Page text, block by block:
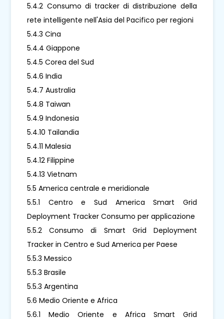
5.4.2 Consumo di tracker di distribuzione della
rete intelligente nell'Asia del Pacifico per regioni
5.4.3 Cina
5.4.4 Giappone
5.4.5 Corea del Sud
5.4.6 India
5.4.7 Australia
5.4.8 Taiwan
5.4.9 Indonesia
5.4.10 Tailandia
5.4.11 Malesia
5.4.12 Filippine
5.4.13 Vietnam
5.5 America centrale e meridionale
5.5.1 Centro e Sud America Smart Grid
Deployment Tracker Consumo per applicazione
5.5.2 Consumo di Smart Grid Deployment
Tracker in Centro e Sud America per Paese
5.5.3 Messico
5.5.3 Brasile
5.5.3 Argentina
5.6 Medio Oriente e Africa
5.6.1 Medio Oriente e Africa Smart Grid